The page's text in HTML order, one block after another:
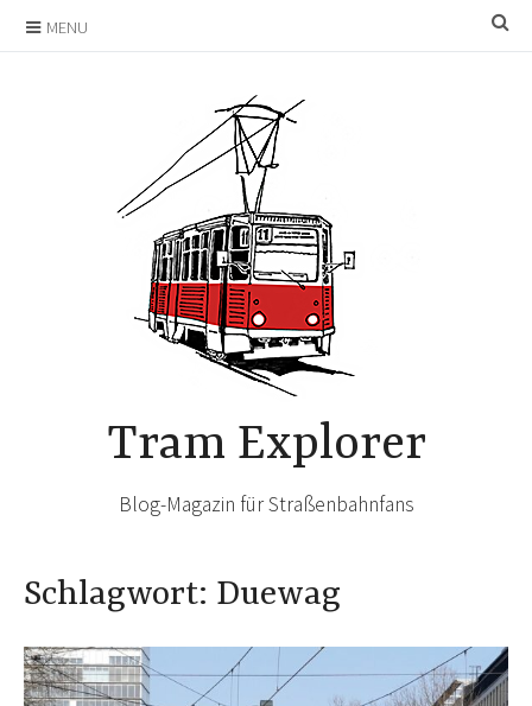
Skip
to
Tram Explorer
Blog-Magazin für Straßenbahnfans
MENU
Schlagwort: Duewag